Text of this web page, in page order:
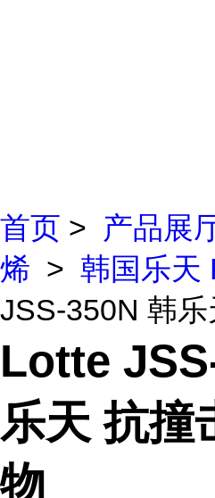
首页 > 产品展
烯 > 韩国乐天
JSS-350N 韩
Lotte
乐天 抗撞
物